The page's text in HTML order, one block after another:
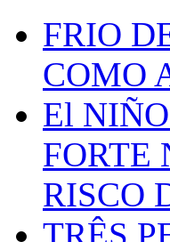
FRIO
COMO
El
FORTE
RISCO